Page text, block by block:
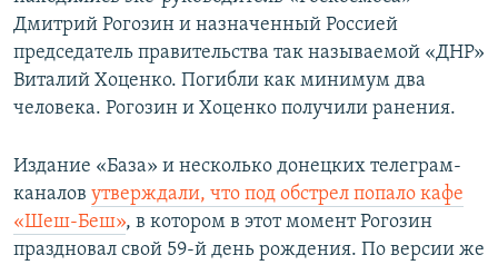
Дмитрий Рогозин и назначенный Россией
председатель правительства так называемой «ДНР»
Виталий Хоценко. Погибли как минимум два
человека. Рогозин и Хоценко получили ранения.
Издание «База» и несколько донецких телеграм-
каналов утверждали, что под обстрел попало кафе
«Шеш-Беш», в котором в этот момент Рогозин
праздновал свой 59-й день рождения. По версии же